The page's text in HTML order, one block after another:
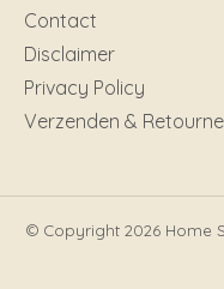
Contact
Disclaimer
Privacy Policy
Verzenden &
© Copyright 2026 Home